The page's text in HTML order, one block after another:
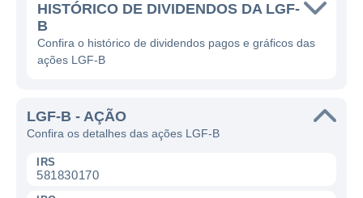
HISTÓRICO DE DIVIDENDOS DA LGF-
B
Confira o histórico de dividendos pagos e gráficos das
ações LGF-B
LGF-B - AÇÃO
Confira os detalhes das ações LGF-B
IRS
581830170